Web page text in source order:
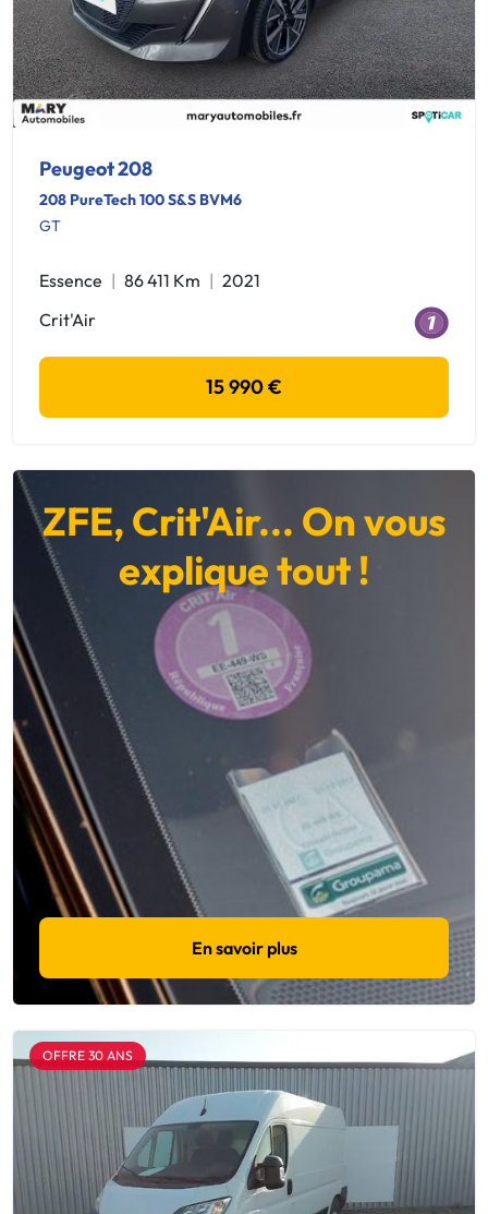
Peugeot 208
208 PureTech 100 S&S BVM6
GT
Essence 86 411 Km
2021
Crit'Air
15 990 €
ZFE, Crit'Air... On vous
explique tout !
En savoir plus
OFFRE 30 ANS